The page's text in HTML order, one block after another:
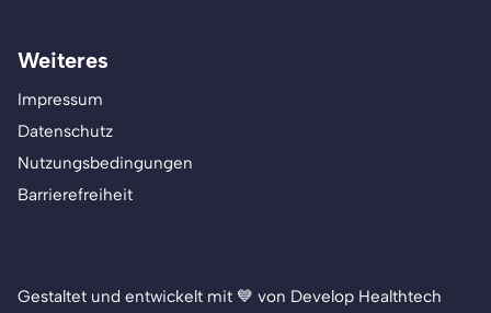
Weiteres
Impressum
Datenschutz
Nutzungsbedingungen
Barrierefreiheit
Gestaltet und entwickelt mit 💙 von Develop Healthtech